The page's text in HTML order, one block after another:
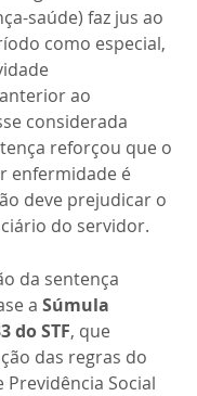
saúde) faz jus ao
como especial,
ao
considerada
reforçou que o
enfermidade é
deve prejudicar o
do servidor.
da sentença
a Súmula
do STF, que
das regras do
Previdência Social